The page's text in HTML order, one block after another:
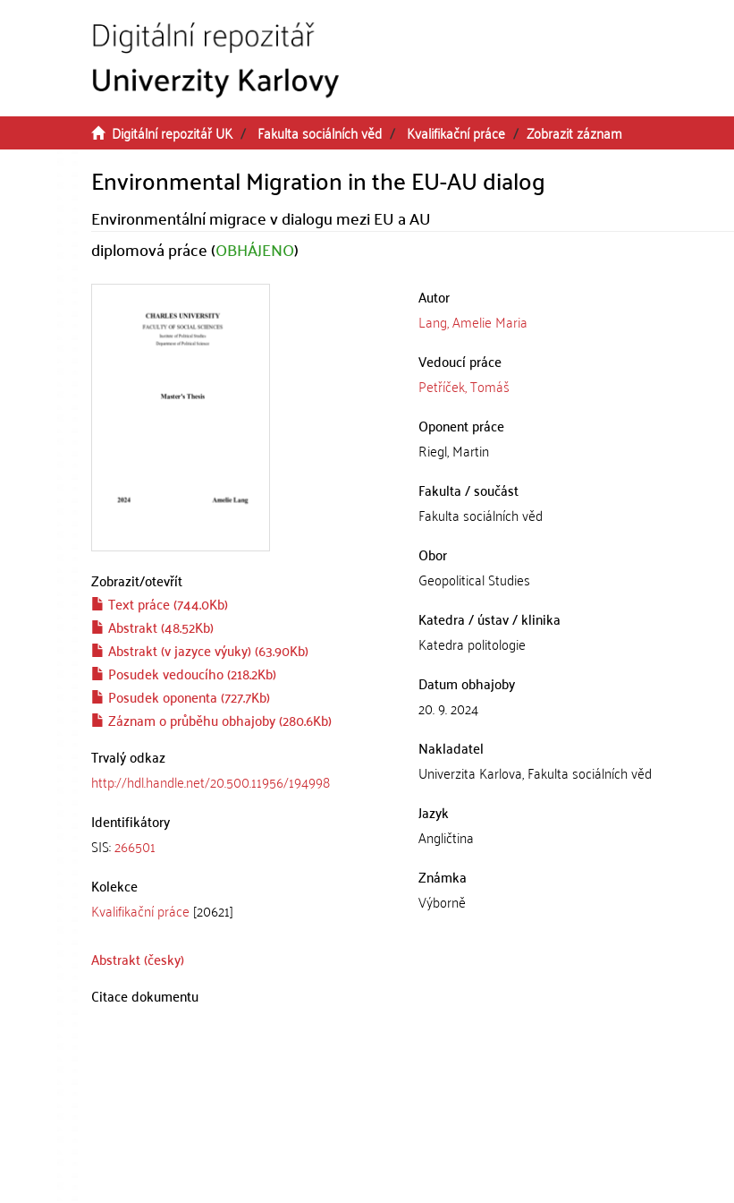
Digitální repozitář UK Fakulta sociálních věd Kvalifikační práce Zobrazit záznam
Environmental Migration in the EU-AU dialog
Environmentální migrace v dialogu mezi EU a AU
diplomová práce (OBHÁJENO)
Zobrazit/otevřít
Text práce (744.0Kb)
Abstrakt (48.52Kb)
Abstrakt (v jazyce výuky) (63.90Kb)
Posudek vedoucího (218.2Kb)
Posudek oponenta (727.7Kb)
Záznam o průběhu obhajoby (280.6Kb)
Trvalý odkaz
http://hdl.handle.net/20.500.11956/194998
Identifikátory
SIS:266501
Kolekce
Kvalifikační práce [20621]
Autor
Lang, Amelie Maria
Vedoucí práce
Petříček, Tomáš
Oponent práce
Riegl, Martin
Fakulta / součást
Fakulta sociálních věd
Obor
Geopolitical Studies
Katedra / ústav / klinika
Katedra politologie
Datum obhajoby
20. 9. 2024
Nakladatel
Univerzita Karlova, Fakulta sociálních věd
Jazyk
Angličtina
Známka
Výborně
Abstrakt (česky)
Citace dokumentu